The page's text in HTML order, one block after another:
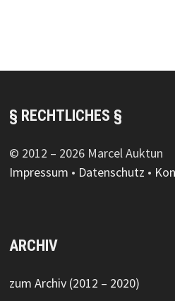
§ RECHTLICHES §
© 2012 – 2026 Marcel Auktun
Impressum • Datenschutz •
ARCHIV
zum Archiv (2012 – 2020)